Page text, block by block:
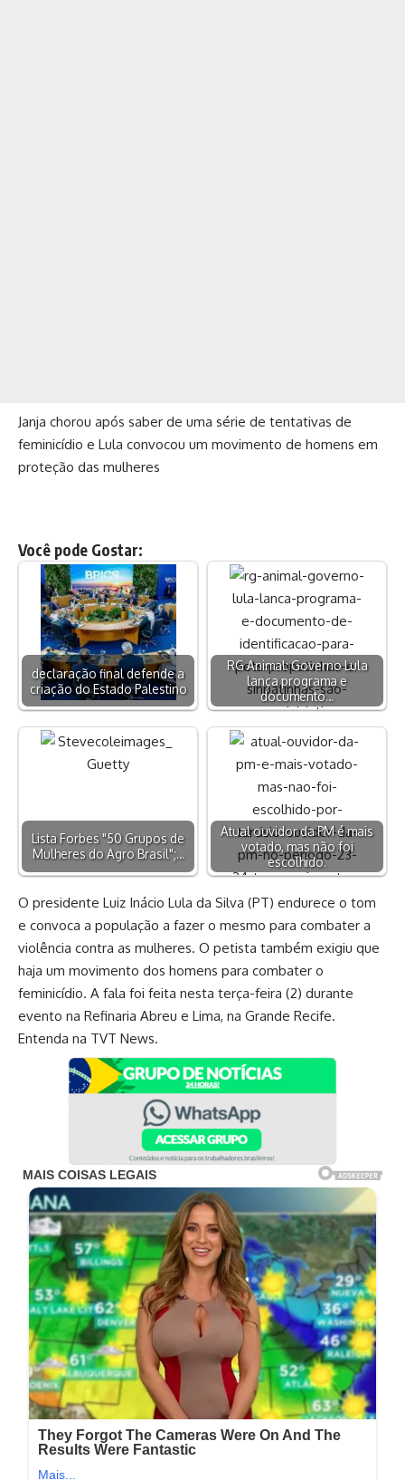
Janja chorou após saber de uma série de tentativas de
feminicídio e Lula convocou um movimento de homens em
proteção das mulheres
Você pode Gostar:
declaração final defende a
criação do Estado Palestino
RG Animal: Governo Lula
lança programa e
documento…
Lista Forbes "50 Grupos de
Mulheres do Agro Brasil";…
Atual ouvidor da PM é mais
votado, mas não foi
escolhido.
O presidente Luiz Inácio Lula da Silva (PT) endurece o tom
e convoca a população a fazer o mesmo para combater a
violência contra as mulheres. O petista também exigiu que
haja um movimento dos homens para combater o
feminicídio. A fala foi feita nesta terça-feira (2) durante
evento na Refinaria Abreu e Lima, na Grande Recife.
Entenda na TVT News.